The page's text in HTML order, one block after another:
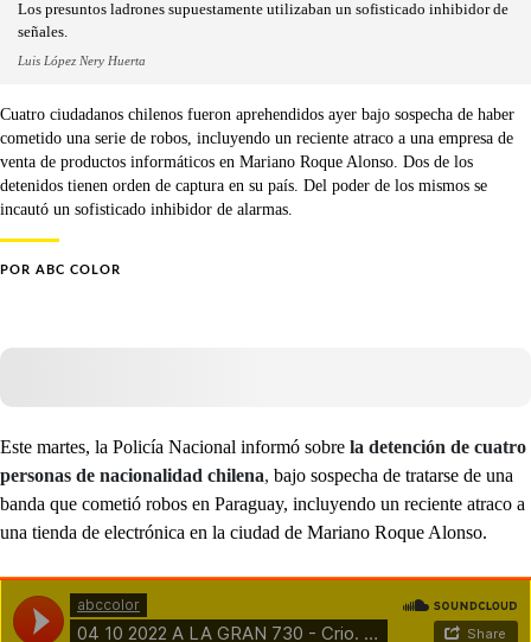
Los presuntos ladrones supuestamente utilizaban un sofisticado inhibidor de
señales.
Luis López Nery Huerta
Cuatro ciudadanos chilenos fueron aprehendidos ayer bajo sospecha de haber
cometido una serie de robos, incluyendo un reciente atraco a una empresa de
venta de productos informáticos en Mariano Roque Alonso. Dos de los
detenidos tienen orden de captura en su país. Del poder de los mismos se
incautó un sofisticado inhibidor de alarmas.
POR ABC COLOR
Este martes, la Policía Nacional informó sobre la detención de cuatro
personas de nacionalidad chilena, bajo sospecha de tratarse de una
banda que cometió robos en Paraguay, incluyendo un reciente atraco a
una tienda de electrónica en la ciudad de Mariano Roque Alonso.